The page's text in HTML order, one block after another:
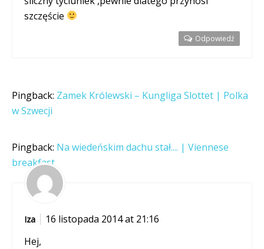
szczęście
Odpowiedź
Pingback: Zamek Królewski – Kungliga Slottet | Polka
w Szwecji
Pingback: Na wiedeńskim dachu stał.... | Viennese
breakfast
Iza
16 listopada 2014 at 21:16
Hej,